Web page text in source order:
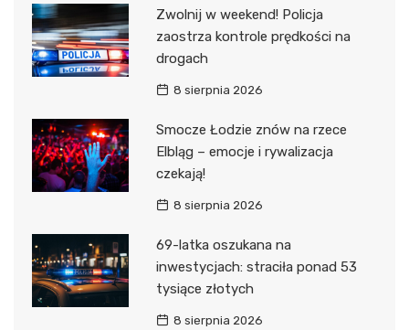
Zwolnij w weekend! Policja
zaostrza kontrole prędkości na
drogach
8 sierpnia 2026
Smocze Łodzie znów na rzece
Elbląg – emocje i rywalizacja
czekają!
8 sierpnia 2026
69-latka oszukana na
inwestycjach: straciła ponad 53
tysiące złotych
8 sierpnia 2026